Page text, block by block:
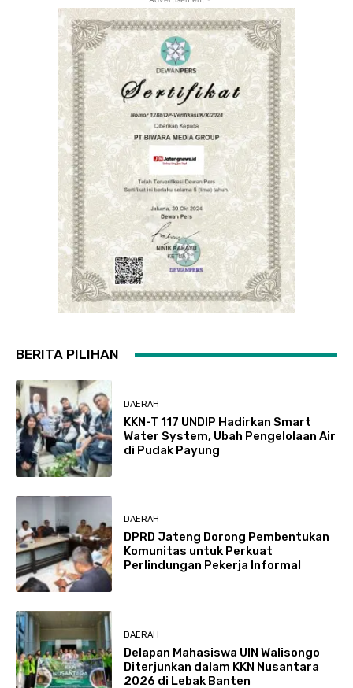
BERITA PILIHAN
DAERAH
KKN-T 117 UNDIP Hadirkan Smart
Water System, Ubah Pengelolaan Air
di Pudak Payung
DAERAH
DPRD Jateng Dorong Pembentukan
Komunitas untuk Perkuat
Perlindungan Pekerja Informal
DAERAH
Delapan Mahasiswa UIN Walisongo
Diterjunkan dalam KKN Nusantara
2026 di Lebak Banten